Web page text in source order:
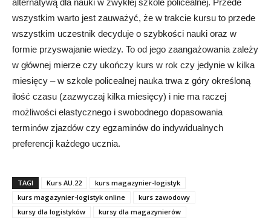
alternatywą dla nauki w zwykłej szkole policealnej. Przede
wszystkim warto jest zauważyć, że w trakcie kursu to przede
wszystkim uczestnik decyduje o szybkości nauki oraz w
formie przyswajanie wiedzy. To od jego zaangażowania zależy
w głównej mierze czy ukończy kurs w rok czy jedynie w kilka
miesięcy – w szkole policealnej nauka trwa z góry określoną
ilość czasu (zazwyczaj kilka miesięcy) i nie ma raczej
możliwości elastycznego i swobodnego dopasowania
terminów zjazdów czy egzaminów do indywidualnych
preferencji każdego ucznia.
TAGI Kurs AU.22
kurs magazynier-logistyk
kurs magazynier-logistyk online
kurs zawodowy
kursy dla logistyków
kursy dla magazynierów